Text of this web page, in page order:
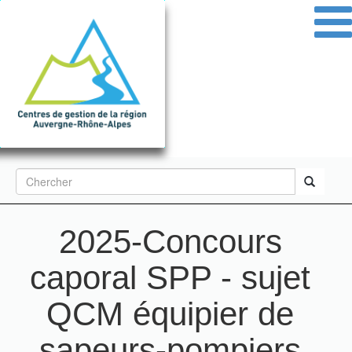
Formulaire
de
recherche
Rechercher
2025-Concours
caporal SPP - sujet
QCM équipier de